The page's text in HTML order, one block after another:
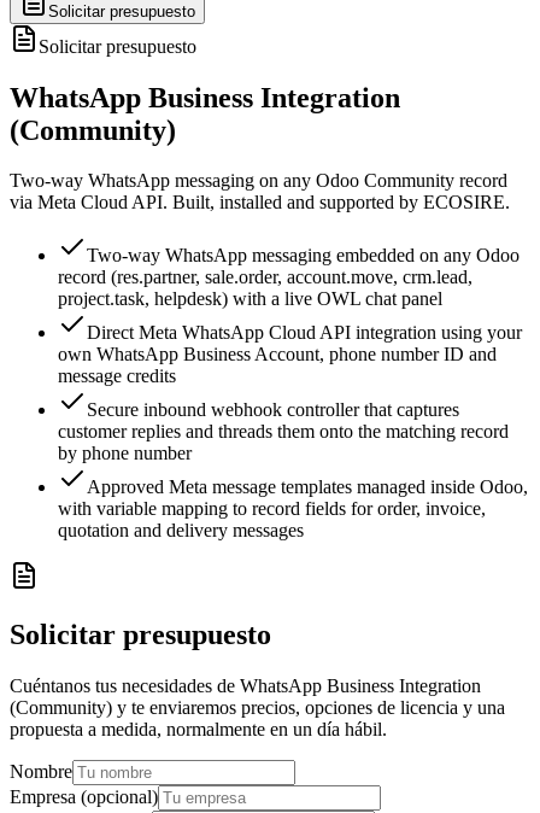
Solicitar presupuesto
Solicitar presupuesto
WhatsApp Business Integration
(Community)
Two-way WhatsApp messaging on any Odoo Community record
via Meta Cloud API. Built, installed and supported by ECOSIRE.
Two-way WhatsApp messaging embedded on any Odoo
record (res.partner, sale.order, account.move, crm.lead,
project.task, helpdesk) with a live OWL chat panel
Direct Meta WhatsApp Cloud API integration using your
own WhatsApp Business Account, phone number ID and
message credits
Secure inbound webhook controller that captures
customer replies and threads them onto the matching record
by phone number
Approved Meta message templates managed inside Odoo,
with variable mapping to record fields for order, invoice,
quotation and delivery messages
Solicitar presupuesto
Cuéntanos tus necesidades de WhatsApp Business Integration
(Community) y te enviaremos precios, opciones de licencia y una
propuesta a medida, normalmente en un día hábil.
Nombre
Empresa (opcional)